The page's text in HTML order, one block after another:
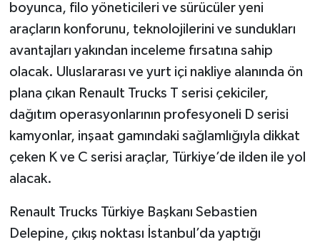
boyunca, filo yöneticileri ve sürücüler yeni
araçların konforunu, teknolojilerini ve sundukları
avantajları yakından inceleme fırsatına sahip
olacak. Uluslararası ve yurt içi nakliye alanında ön
plana çıkan Renault Trucks T serisi çekiciler,
dağıtım operasyonlarının profesyoneli D serisi
kamyonlar, inşaat gamındaki sağlamlığıyla dikkat
çeken K ve C serisi araçlar, Türkiye’de ilden ile yol
alacak.
Renault Trucks Türkiye Başkanı Sebastien
Delepine, çıkış noktası İstanbul’da yaptığı